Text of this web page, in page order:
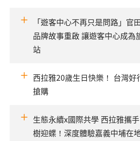
「遊客中心不再只是問路」官
品牌故事重啟 讓遊客中心成為
站
西拉雅20歲生日快樂！ 台灣
搶購
生態永續x國際共學 西拉雅攜
樹迎蝶！深度體驗嘉義中埔在